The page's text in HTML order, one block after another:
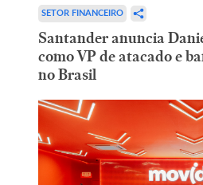
SETOR FINANCEIRO
Santander anuncia
como VP de atacado e
no Brasil